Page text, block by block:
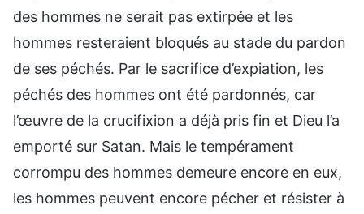
des hommes ne serait pas extirpée et les
hommes resteraient bloqués au stade du pardon
de ses péchés. Par le sacrifice d’expiation, les
péchés des hommes ont été pardonnés, car
l’œuvre de la crucifixion a déjà pris fin et Dieu l’a
emporté sur Satan. Mais le tempérament
corrompu des hommes demeure encore en eux,
les hommes peuvent encore pécher et résister à